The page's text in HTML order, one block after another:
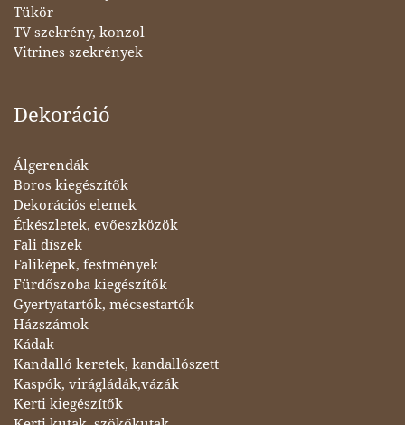
Tükör
TV szekrény, konzol
Vitrines szekrények
Dekoráció
Álgerendák
Boros kiegészítők
Dekorációs elemek
Étkészletek, evőeszközök
Fali díszek
Faliképek, festmények
Fürdőszoba kiegészítők
Gyertyatartók, mécsestartók
Házszámok
Kádak
Kandalló keretek, kandallószett
Kaspók, virágládák,vázák
Kerti kiegészítők